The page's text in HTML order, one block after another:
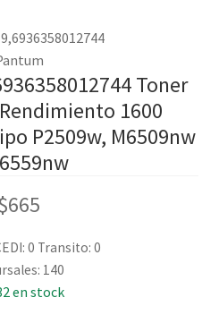
Toner
1600
P2509w, M6509nw
665
0 Transito: 0
140
en stock